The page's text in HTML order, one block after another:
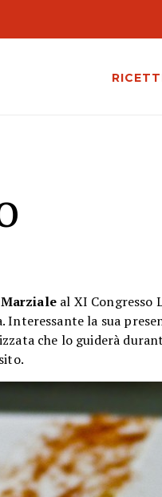
al XI Congresso
la sua
che lo guiderà